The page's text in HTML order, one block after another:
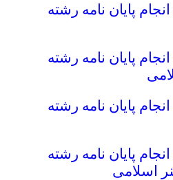
پایان نامه رشته
پایان نامه رشته
پایان نامه رشته
پایان نامه رشته
اسلامی